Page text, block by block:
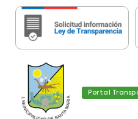
Importante:Estas
Portal